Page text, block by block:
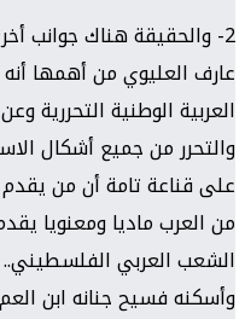
2- والحقيقة هناك جوانب
عارف العليوي من أهمها
العربية الوطنية
والتحرر من جميع أشكال
على قناعة تامة أن من
من العرب ماديا ومعنويا
الشعب العربي
وأسكنه فسيح جنانه ابن